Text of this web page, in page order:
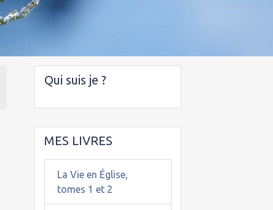
Qui suis je ?
MES LIVRES
La Vie en Église,
tomes 1 et 2